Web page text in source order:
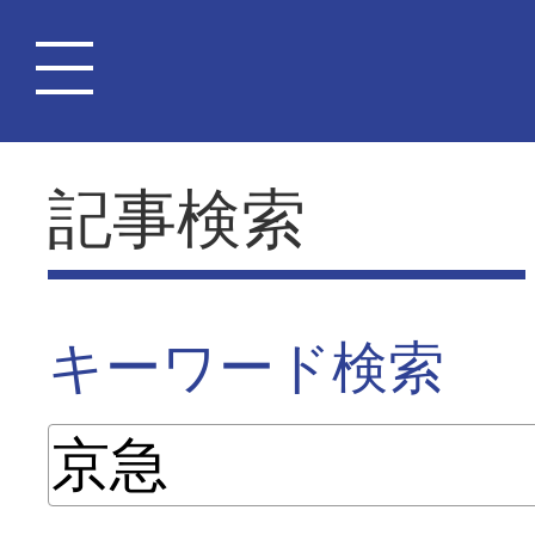
記事検索
キーワード検索